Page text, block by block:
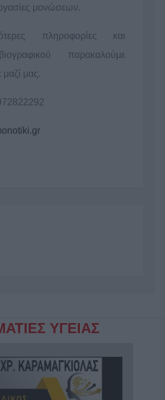
μονώσεων.
πληροφορίες και
παρακαλούμε
μαζί μας.
ΥΓΕΙΑΣ